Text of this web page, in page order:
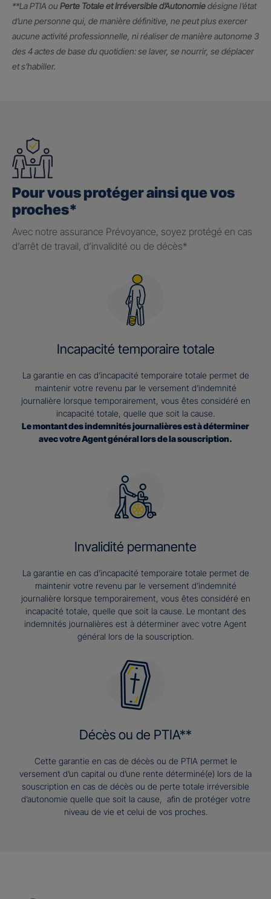
**La PTIA ou Perte Totale et Irréversible d’Autonomiedésigne l’état
d’une personne qui, de manière définitive, ne peut plus exercer
aucune activité professionnelle, ni réaliser de manière autonome 3
des 4 actes de base du quotidien: se laver, se nourrir, se déplacer
et s’habiller.
Pour vous protéger ainsi que vos
proches*
Avec notre assurance Prévoyance, soyez protégé en cas
d’arrêt de travail, d’invalidité ou de décès*
Incapacité temporaire totale
La garantie en cas d’incapacité temporaire totale permet de
maintenir votre revenu par le versement d’indemnité
journalière lorsque temporairement, vous êtes considéré en
incapacité totale, quelle que soit la cause.
Le montant des indemnités journalières est à déterminer
avec votre Agent général lors de la souscription.
Invalidité permanente
La garantie en cas d’incapacité temporaire totale permet de
maintenir votre revenu par le versement d’indemnité
journalière lorsque temporairement, vous êtes considéré en
incapacité totale, quelle que soit la cause. Le montant des
indemnités journalières est à déterminer avec votre Agent
général lors de la souscription.
Décès ou de PTIA**
Cette garantie en cas de décès ou de PTIA permet le
versement d’un capital ou d’une rente déterminé(e) lors de la
souscription en cas de décès ou de perte totale irréversible
d’autonomie quelle que soit la cause, afin de protéger votre
niveau de vie et celui de vos proches.